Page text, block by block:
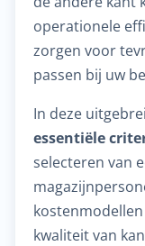
operationele
zorgen voor
passen bij uw
In deze
essentiële
selecteren van
kwaliteit van